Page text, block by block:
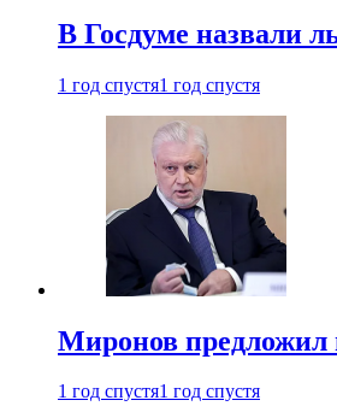
В Госдуме назвали
1 год спустя1 год спустя
Миронов предложил
1 год спустя1 год спустя